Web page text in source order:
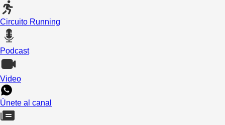
Circuito Running
Podcast
Video
Únete al canal